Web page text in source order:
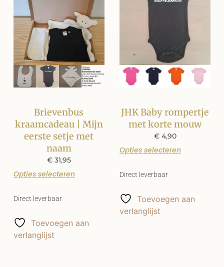
Brievenbus
kraamcadeau | Mijn
eerste setje met
naam
€31,95
Opties selecteren
Direct leverbaar
Toevoegen aan
verlanglijst
JHK Baby rompertje
met korte mouw
€4,90
Opties selecteren
Direct leverbaar
Toevoegen aan
verlanglijst